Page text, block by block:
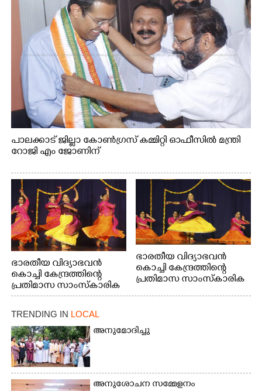
പാലക്കാട് ജില്ലാ കോൺഗ്രസ് കമ്മിറ്റി ഓഫീസിൽ മന്ത്രി
റോജി എം ജോണിന്
ഭാരതീയ വിദ്യാഭവൻ
കൊച്ചി കേന്ദ്രത്തിന്റെ
പ്രതിമാസ സാംസ്കാരിക
പരിപാടിയുടെ ഭാഗമായി
ടി.ഡി റോഡിലെ ഭാരതീയ
വിദ്യാഭവൻ സർദാർ
പട്ടേൽ സഭാഗൃഹത്തിൽ
എം. അക്ഷതയുടെ
നേതൃത്വത്തിൽ
അവതരിപ്പിച്ച ലയ നമൻ
കഥക് നൃത്തത്തിൽ നിന്ന്
ഭാരതീയ വിദ്യാഭവൻ
കൊച്ചി കേന്ദ്രത്തിന്റെ
പ്രതിമാസ സാംസ്കാരിക
പട്ടേൽ സഭാഗൃഹത്തിൽ
എം. അക്ഷതയുടെ
TRENDING IN LOCAL
അനുമോദിച്ചു
അനുശോചന സമ്മേളനം